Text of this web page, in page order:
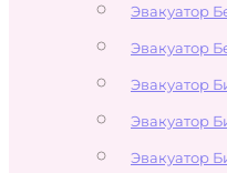
Эвакуатор
Эвакуатор
Эвакуатор
Эвакуатор
Эвакуатор